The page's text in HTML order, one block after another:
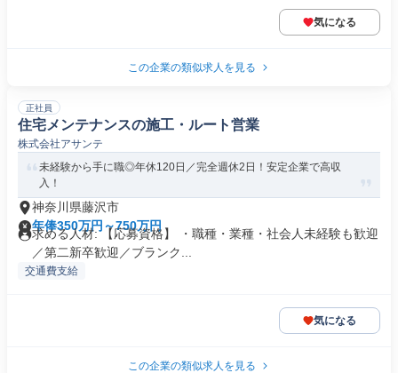
気になる
この企業の類似求人を見る
正社員
住宅メンテナンスの施工・ルート営業
株式会社アサンテ
未経験から手に職◎年休120日／完全週休2日！安定企業で高収
入！
神奈川県藤沢市
年俸350万円～750万円
求める人材: 【応募資格】 ・職種・業種・社会人未経験も歓迎
／第二新卒歓迎／ブランク...
交通費支給
気になる
この企業の類似求人を見る